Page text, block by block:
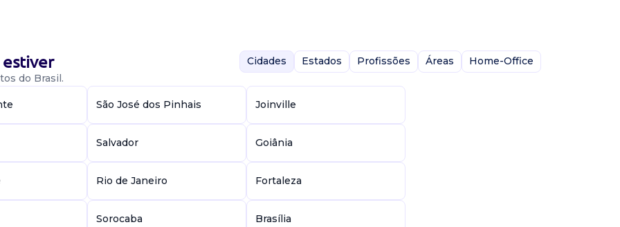
e normas e
utilizando
e
do Brasil.
Cidades Estados Profissões Áreas Home-Office
São José dos Pinhais Joinville
Salvador Goiânia
Rio de Janeiro Fortaleza
Sorocaba Brasília